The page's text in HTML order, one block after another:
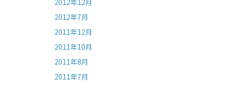
2012年12月
2012年7月
2011年12月
2011年10月
2011年8月
2011年7月